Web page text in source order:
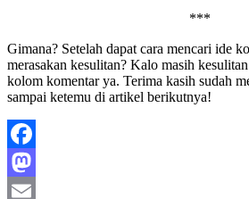
***
Gimana? Setelah dapat cara mencari ide
merasakan kesulitan? Kalo masih
kolom komentar ya. Terima kasih sudah
sampai ketemu di artikel berikutnya!
Facebook
Mastodon